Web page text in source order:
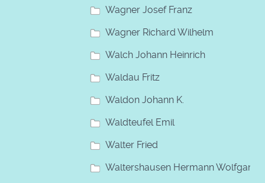
Wagner Josef Franz
Wagner Richard Wilhelm
Walch Johann Heinrich
Waldau Fritz
Waldon Johann K.
Waldteufel Emil
Walter Fried
Waltershausen Hermann Wolfgang